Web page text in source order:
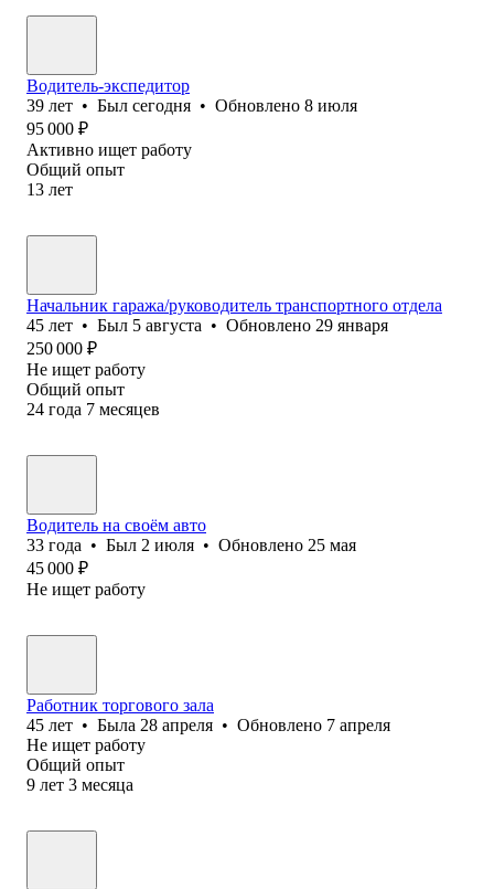
Водитель-экспедитор
39 лет • Был сегодня • Обновлено 8 июля
95 000 ₽
Активно ищет работу
Общий опыт
13 лет
Начальник гаража/руководитель транспортного отдела
45 лет • Был 5 августа • Обновлено 29 января
250 000 ₽
Не ищет работу
Общий опыт
24 года 7 месяцев
Водитель на своём авто
33 года • Был 2 июля • Обновлено 25 мая
45 000 ₽
Не ищет работу
Работник торгового зала
45 лет • Была 28 апреля • Обновлено 7 апреля
Не ищет работу
Общий опыт
9 лет 3 месяца